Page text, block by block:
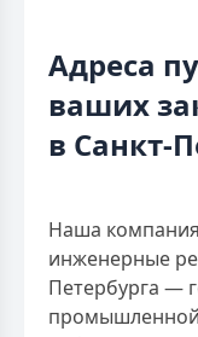
Адреса
ваших
в Санкт-
Наша
инженерные
Петербурга —
промышленной